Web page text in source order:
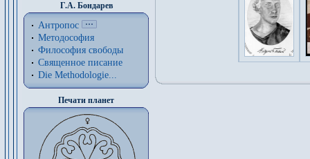
Г.А. Бондарев
Антропос
Методософия
Философия cвободы
Священное писание
Die Methodologie...
Печати планет